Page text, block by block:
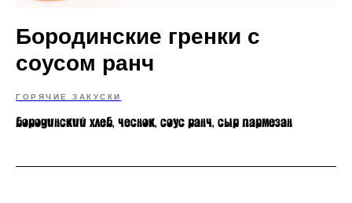
Бородинские гренки с
соусом ранч
ГОРЯЧИЕ ЗАКУСКИ
бородинский хлеб, чеснок, соус ранч, сыр пармезан